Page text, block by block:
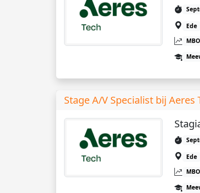
Ede
Stage A/V Specialist bij
Ede